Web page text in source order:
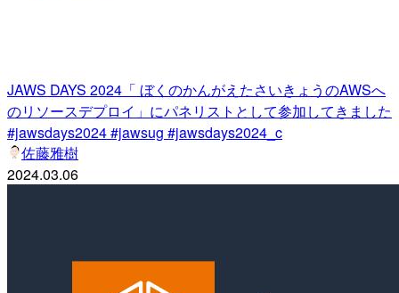
JAWS DAYS 2024「 ぼくのかんがえたさいきょうのAWSへ
のリソースデプロイ」にパネリストとして参加してきました
#jawsdays2024 #jawsug #jawsdays2024_c
佐藤雅樹
2024.03.06